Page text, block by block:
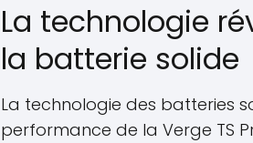
La technologie
la batterie solide
La technologie des batteries
performance de la Verge TS